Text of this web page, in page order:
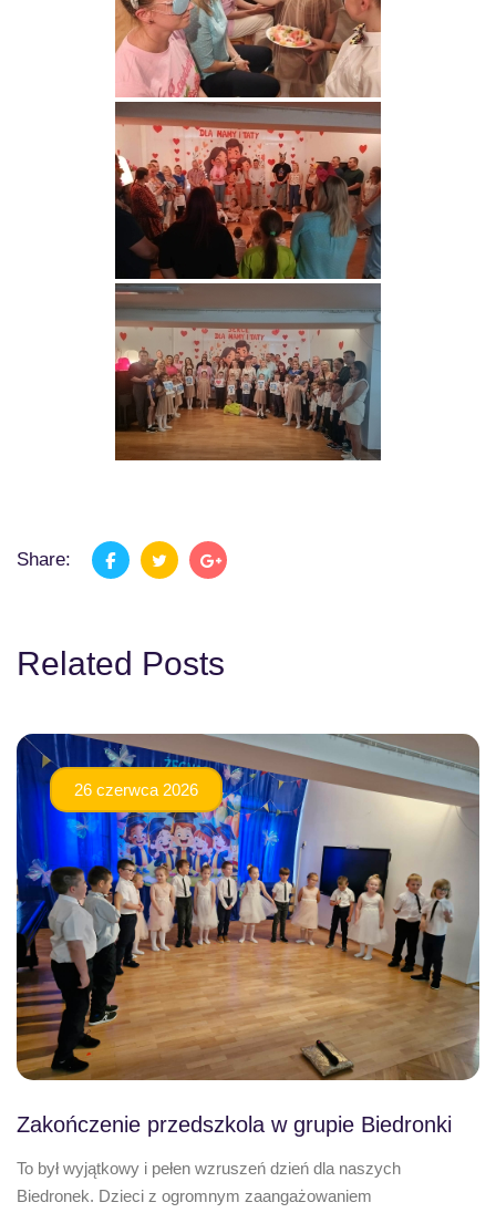
Share:
Related Posts
26 czerwca 2026
Zakończenie przedszkola w grupie Biedronki
To był wyjątkowy i pełen wzruszeń dzień dla naszych
Biedronek. Dzieci z ogromnym zaangażowaniem